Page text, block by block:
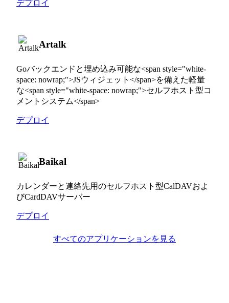
デプロイ
Artalk
Goバックエンドと埋め込み可能な<span style="white-
space: nowrap;">JSウィジェット</span>を備えた軽量
な<span style="white-space: nowrap;">セルフホスト型コ
メントシステム</span>
デプロイ
Baikal
カレンダーと連絡先用のセルフホスト型CalDAVおよ
びCardDAVサーバー
デプロイ
すべてのアプリケーションを見る